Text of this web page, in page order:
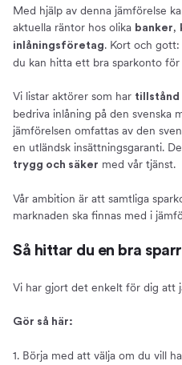
Med hjälp av denna jämförelse
aktuella räntor hos olika banker,
inlåningsföretag. Kort och gott:
du kan hitta ett bra sparkonto för
Vi listar aktörer som har tillstånd
bedriva inlåning på den svenska
jämförelsen omfattas av den
en utländsk insättningsgaranti.
trygg och säker med vår tjänst.
Vår ambition är att samtliga
marknaden ska finnas med i
Så hittar du en bra
Vi har gjort det enkelt för dig att
Gör så här:
1. Börja med att välja om du vill